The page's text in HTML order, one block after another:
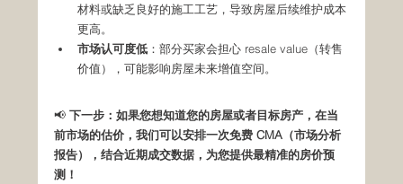
材料或缺乏良好的施工工艺，导致房屋后续维护成本
更高。
市场认可度低 ：部分买家会担心 resale value（转售
价值），可能影响房屋未来增值空间。
📢 下一步：如果您想知道您的房屋或者目标房产，在当
前市场的估价，我们可以安排一次免费 CMA（市场分析
报告），结合近期成交数据，为您提供最精准的房价预
测！